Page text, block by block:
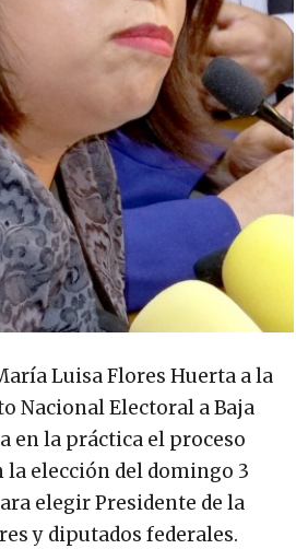
Luisa Flores Huerta a la
Nacional Electoral a Baja
en la práctica el proceso
la elección del domingo 3
elegir Presidente de la
y diputados federales.